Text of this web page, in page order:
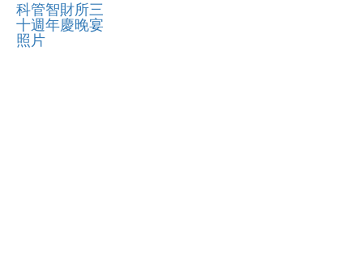
科管智財所三
十週年慶晚宴
照片